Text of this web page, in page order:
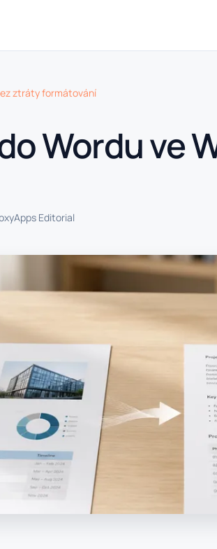
ztráty formátování
Wordu ve
Editorial